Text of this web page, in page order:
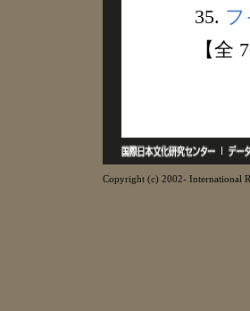
35.
【全
Copyright (c) 2002- International